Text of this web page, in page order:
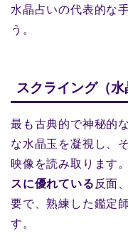
水晶占いの代表的な
う。
スクライング（水
最も古典的で神秘的
な水晶玉を凝視し、
映像を読み取ります。
スに優れている 反面
要で、熟練した鑑定
す。